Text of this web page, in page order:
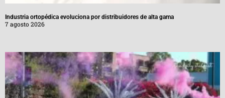
Industria ortopédica evoluciona por distribuidores de alta gama
7 agosto 2026